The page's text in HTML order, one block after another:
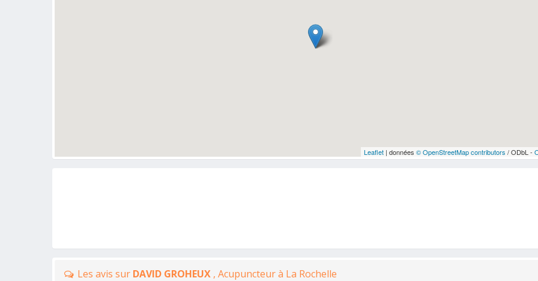
Leaflet| données © OpenStreetMap contributors / ODbL -
Les avis sur DAVID GROHEUX , Acupuncteur à La Rochelle